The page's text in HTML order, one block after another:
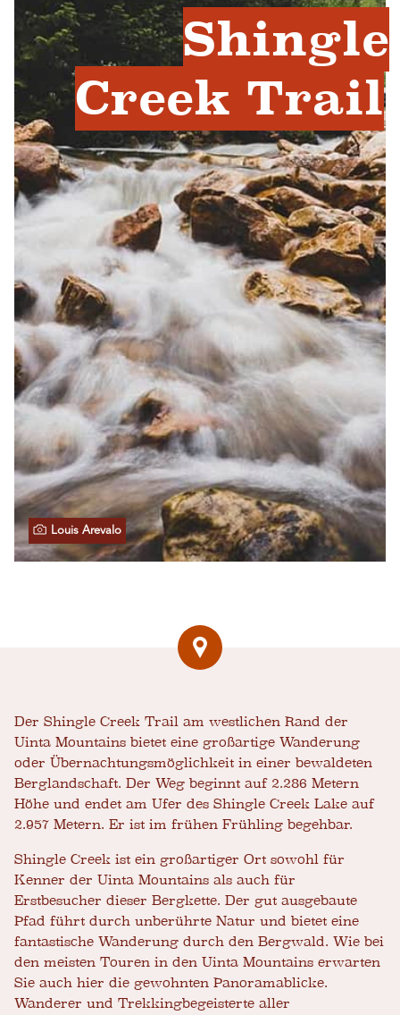
Shingle
Creek Trail
Louis Arevalo
Der Shingle Creek Trail am westlichen Rand der
Uinta Mountains bietet eine großartige Wanderung
oder Übernachtungsmöglichkeit in einer bewaldeten
Berglandschaft. Der Weg beginnt auf 2.286 Metern
Höhe und endet am Ufer des Shingle Creek Lake auf
2.957 Metern. Er ist im frühen Frühling begehbar.
Shingle Creek ist ein großartiger Ort sowohl für
Kenner der Uinta Mountains als auch für
Erstbesucher dieser Bergkette. Der gut ausgebaute
Pfad führt durch unberührte Natur und bietet eine
fantastische Wanderung durch den Bergwald. Wie bei
den meisten Touren in den Uinta Mountains erwarten
Sie auch hier die gewohnten Panoramablicke.
Wanderer und Trekkingbegeisterte aller